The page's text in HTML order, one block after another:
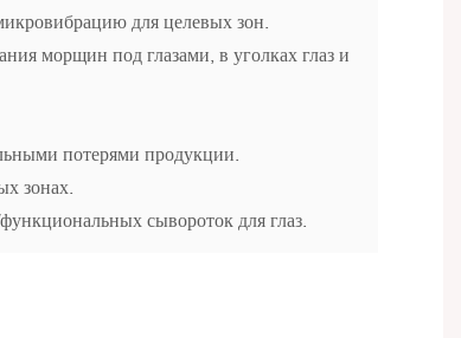
для целевых зон.
морщин под глазами, в уголках глаз и
потерями продукции.
зонах.
сывороток для глаз.